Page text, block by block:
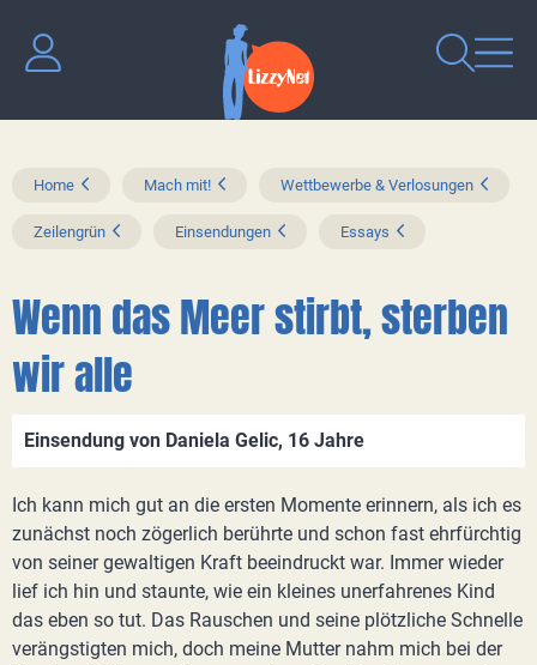
Home Mach mit! Wettbewerbe & Verlosungen
Zeilengrün Einsendungen Essays
Wenn das Meer stirbt, sterben
wir alle
Einsendung von Daniela Gelic, 16 Jahre
Ich kann mich gut an die ersten Momente erinnern, als ich es
zunächst noch zögerlich berührte und schon fast ehrfürchtig
von seiner gewaltigen Kraft beeindruckt war. Immer wieder
lief ich hin und staunte, wie ein kleines unerfahrenes Kind
das eben so tut. Das Rauschen und seine plötzliche Schnelle
verängstigten mich, doch meine Mutter nahm mich bei der